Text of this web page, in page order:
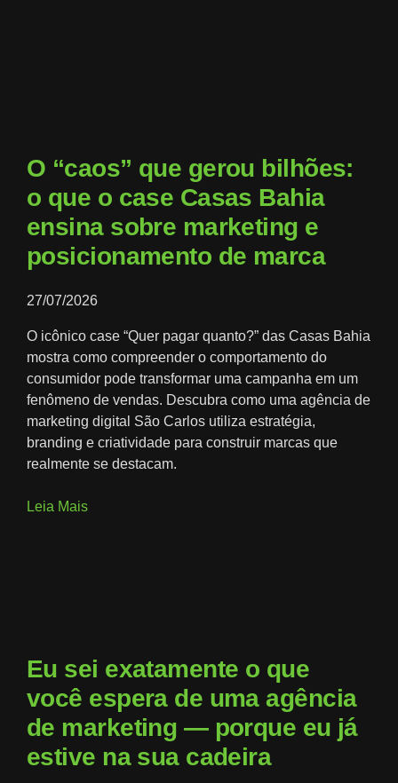
O “caos” que gerou bilhões:
o que o case Casas Bahia
ensina sobre marketing e
posicionamento de marca
27/07/2026
O icônico case “Quer pagar quanto?” das Casas Bahia
mostra como compreender o comportamento do
consumidor pode transformar uma campanha em um
fenômeno de vendas. Descubra como uma agência de
marketing digital São Carlos utiliza estratégia,
branding e criatividade para construir marcas que
realmente se destacam.
Leia Mais
Eu sei exatamente o que
você espera de uma agência
de marketing — porque eu já
estive na sua cadeira